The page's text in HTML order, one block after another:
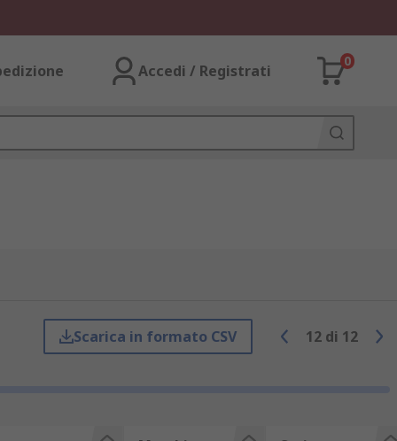
Accedi / Registrati
0
Scarica in formato CSV 12 di 12